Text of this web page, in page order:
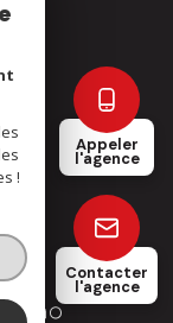
Appeler
l'agence
Contacter
l'agence
!